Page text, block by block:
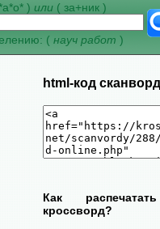
) или ( за+ник )
( науч работ )
html-код
Как
кроссворд?